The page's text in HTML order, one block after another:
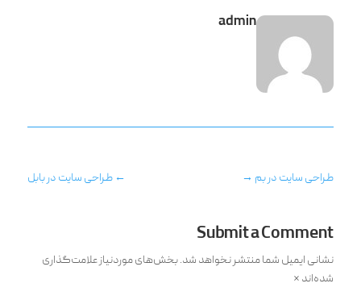
admin
←طراحی سایت در بابل طراحی سایت در بم →
Submit a Comment
نشانی ایمیل شما منتشر نخواهد شد.بخش‌های موردنیاز علامت‌گذاری
شده‌اند *